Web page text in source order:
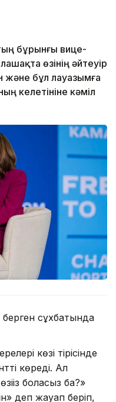
бұрынғы вице-
өзінің әйтеуір
және бұл лауазымға
келетініне кәміл
сұхбатында
көзі тірісінде
көреді. Ал
боласыз ба?»
деп жауап беріп,